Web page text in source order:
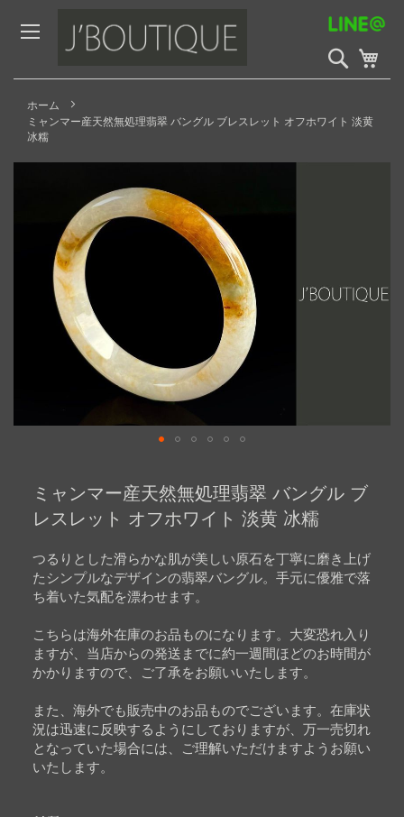
to
Content
検
索
開
ホーム
ミャンマー産天然無処理翡翠 バングル ブレスレット オフホワイト 淡黄
冰糯
Skip
beginning
images
gallery
ミャンマー産天然無処理翡翠 バングル ブ
レスレット オフホワイト 淡黄 冰糯
つるりとした滑らかな肌が美しい原石を丁寧に磨き上げ
たシンプルなデザインの翡翠バングル。手元に優雅で落
ち着いた気配を漂わせます。
こちらは海外在庫のお品ものになります。大変恐れ入り
ますが、当店からの発送までに約一週間ほどのお時間が
かかりますので、ご了承をお願いいたします。
また、海外でも販売中のお品ものでございます。在庫状
況は迅速に反映するようにしておりますが、万一売切れ
となっていた場合には、ご理解いただけますようお願い
いたします。